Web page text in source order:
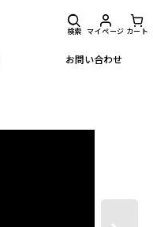
お問い合わせ
検索 マイページ カート